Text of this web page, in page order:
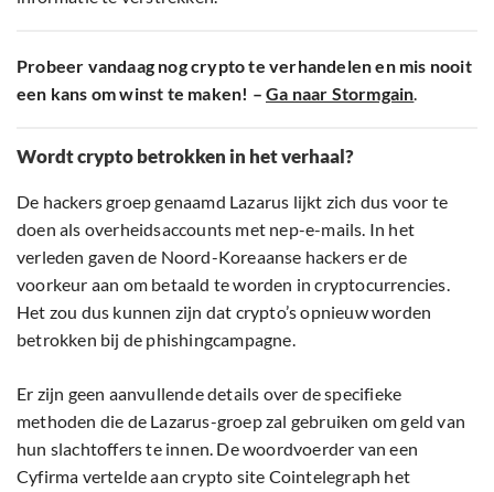
Probeer vandaag nog crypto te verhandelen en mis nooit
een kans om winst te maken! – Ga naar Stormgain.
Wordt crypto betrokken in het verhaal?
De hackers groep genaamd Lazarus lijkt zich dus voor te
doen als overheidsaccounts met nep-e-mails. In het
verleden gaven de Noord-Koreaanse hackers er de
voorkeur aan om betaald te worden in cryptocurrencies.
Het zou dus kunnen zijn dat crypto’s opnieuw worden
betrokken bij de phishingcampagne.
Er zijn geen aanvullende details over de specifieke
methoden die de Lazarus-groep zal gebruiken om geld van
hun slachtoffers te innen. De woordvoerder van een
Cyfirma vertelde aan crypto site Cointelegraph het